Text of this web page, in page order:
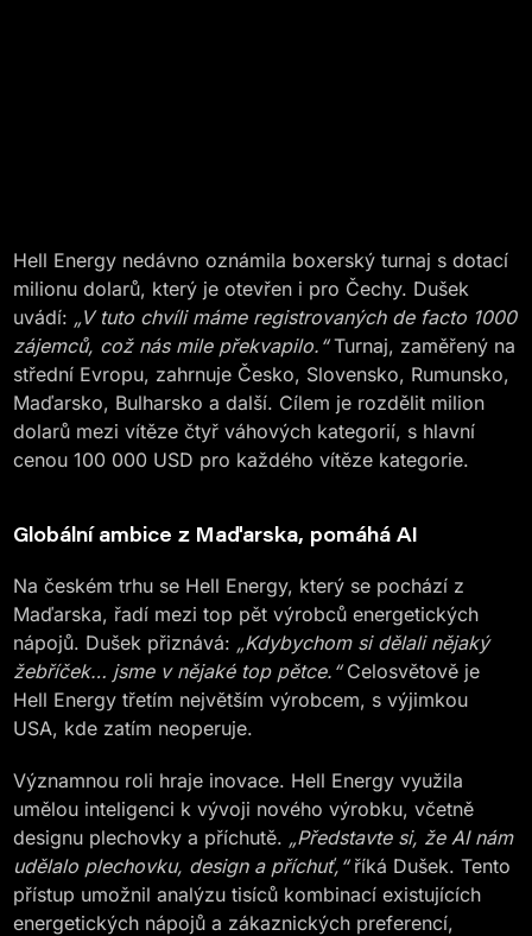
Hell Energy nedávno oznámila boxerský turnaj s dotací
milionu dolarů, který je otevřen i pro Čechy. Dušek
uvádí: „V tuto chvíli máme registrovaných de facto 1000
zájemců, což nás mile překvapilo.“Turnaj, zaměřený na
střední Evropu, zahrnuje Česko, Slovensko, Rumunsko,
Maďarsko, Bulharsko a další. Cílem je rozdělit milion
dolarů mezi vítěze čtyř váhových kategorií, s hlavní
cenou 100 000 USD pro každého vítěze kategorie.
Globální ambice z Maďarska, pomáhá AI
Na českém trhu se Hell Energy, který se pochází z
Maďarska, řadí mezi top pět výrobců energetických
nápojů. Dušek přiznává: „Kdybychom si dělali nějaký
žebříček… jsme v nějaké top pětce.“Celosvětově je
Hell Energy třetím největším výrobcem, s výjimkou
USA, kde zatím neoperuje.
Významnou roli hraje inovace. Hell Energy využila
umělou inteligenci k vývoji nového výrobku, včetně
designu plechovky a příchutě. „Představte si, že AI nám
udělalo plechovku, design a příchuť,“říká Dušek. Tento
přístup umožnil analýzu tisíců kombinací existujících
energetických nápojů a zákaznických preferencí,